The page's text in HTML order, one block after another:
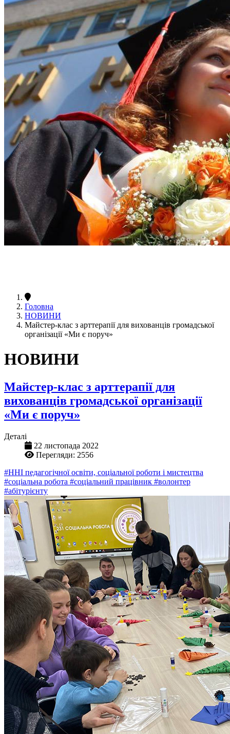
Головна
НОВИНИ
Майстер-клас з арттерапії для вихованців громадської
організації «Ми є поруч»
НОВИНИ
Майстер-клас з арттерапії для
вихованців громадської організації
«Ми є поруч»
Деталі
22 листопада 2022
Перегляди: 2556
#ННІ педагогічної освіти, соціальної роботи і мистецтва
#соціальна робота #соціальний працівник #волонтер
#абітурієнту